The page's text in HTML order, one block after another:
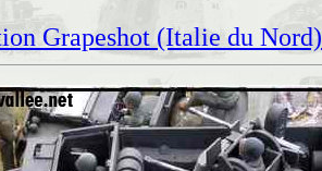
Grapeshot (Italie du Nord)